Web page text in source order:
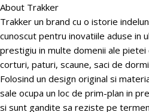
About Trakker
Trakker un brand cu o istorie
cunoscut pentru inovatiile aduse in
prestigiu in multe domenii ale
corturi, paturi, scaune, saci de
Folosind un design original si
sale ocupa un loc de prim-plan in
si sunt gandite sa reziste pe